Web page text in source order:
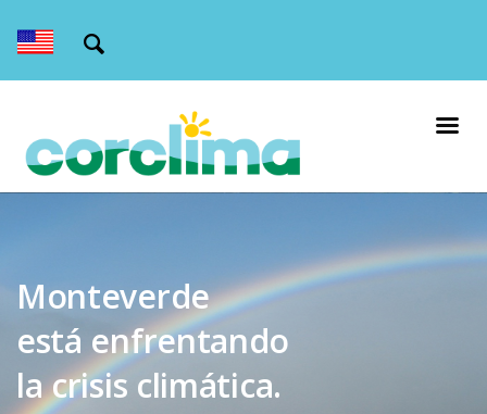
Monteverde
está enfrentando
la crisis climática.